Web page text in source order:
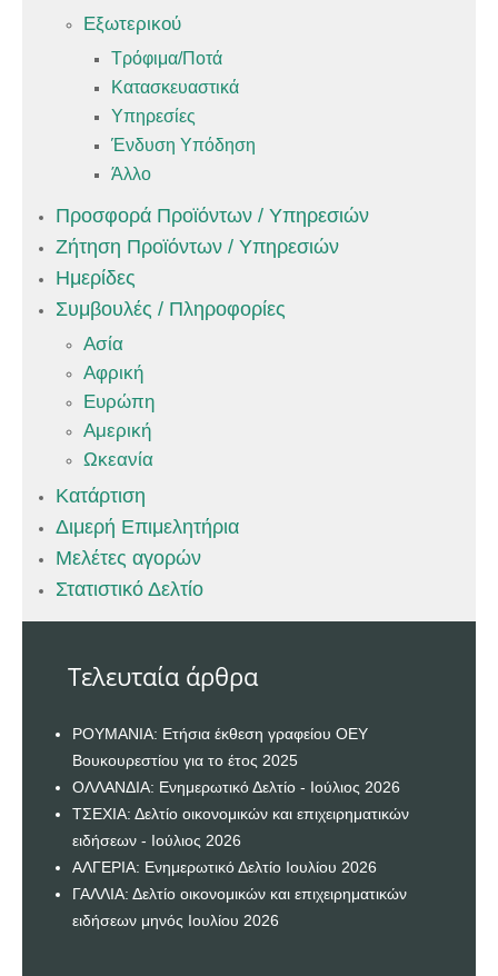
Εξωτερικού
Τρόφιμα/Ποτά
Κατασκευαστικά
Υπηρεσίες
Ένδυση Υπόδηση
Άλλο
Προσφορά Προϊόντων / Υπηρεσιών
Ζήτηση Προϊόντων / Υπηρεσιών
Ημερίδες
Συμβουλές / Πληροφορίες
Ασία
Αφρική
Ευρώπη
Αμερική
Ωκεανία
Κατάρτιση
Διμερή Επιμελητήρια
Μελέτες αγορών
Στατιστικό Δελτίο
Τελευταία άρθρα
ΡΟΥΜΑΝΙΑ: Ετήσια έκθεση γραφείου ΟΕΥ
Βουκουρεστίου για το έτος 2025
ΟΛΛΑΝΔΙΑ: Ενημερωτικό Δελτίο - Ιούλιος 2026
ΤΣΕΧΙΑ: Δελτίο οικονομικών και επιχειρηματικών
ειδήσεων - Ιούλιος 2026
ΑΛΓΕΡΙΑ: Ενημερωτικό Δελτίο Ιουλίου 2026
ΓΑΛΛΙΑ: Δελτίο οικονομικών και επιχειρηματικών
ειδήσεων μηνός Ιουλίου 2026